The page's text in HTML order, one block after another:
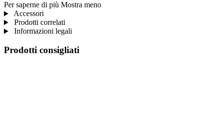
Per saperne di più Mostra meno
Accessori
Prodotti correlati
Informazioni legali
Prodotti consigliati